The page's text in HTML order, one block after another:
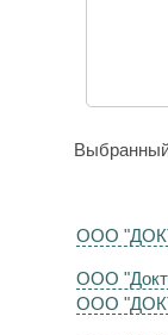
ООО
ООО
ООО